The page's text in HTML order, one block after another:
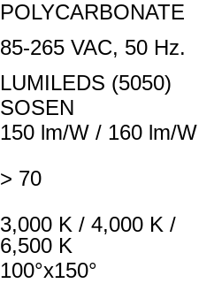
POLYCARBONATE
85-265 VAC, 50 Hz.
LUMILEDS (5050)
SOSEN
150 lm/W / 160 lm/W
> 70
3,000 K / 4,000 K /
6,500 K
100°x150°